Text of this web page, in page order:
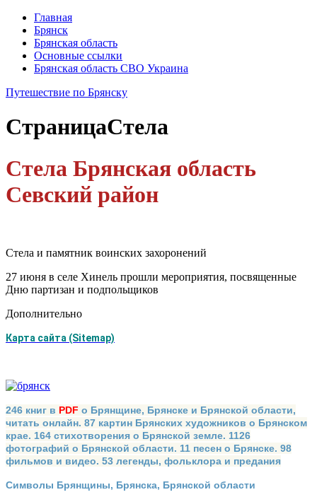
Главная
Брянск
Брянская область
Основные ссылки
Брянская область СВО Украина
Путешествие по Брянску
СтраницаСтела
Стела Брянская область
Севский район
Стела и памятник воинских захоронений
27 июня в селе Хинель прошли мероприятия, посвященные
Дню партизан и подпольщиков
Дополнительно
Карта сайта (Sitemap)
246 книг в PDF о Брянщине, Брянске и Брянской области,
читать онлайн. 87 картин Брянских художников о Брянском
крае. 164 стихотворения о Брянской земле. 1126
фотографий о Брянской области. 11 песен о Брянске. 98
фильмов и видео. 53 легенды, фольклора и предания
Символы Брянщины, Брянска, Брянской области